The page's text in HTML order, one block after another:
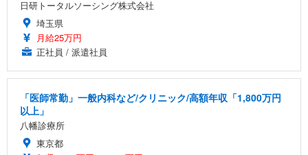
日研トータルソーシング株式会社
埼玉県
月給25万円
正社員 / 派遣社員
「医師常勤」一般内科など/クリニック/高額年収「1,800万円
以上」
八幡診療所
東京都